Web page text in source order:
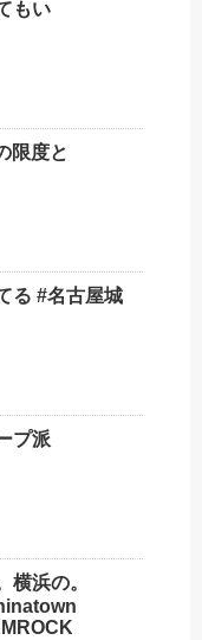
もい
限度と
る #名古屋城
プ派
横浜の。